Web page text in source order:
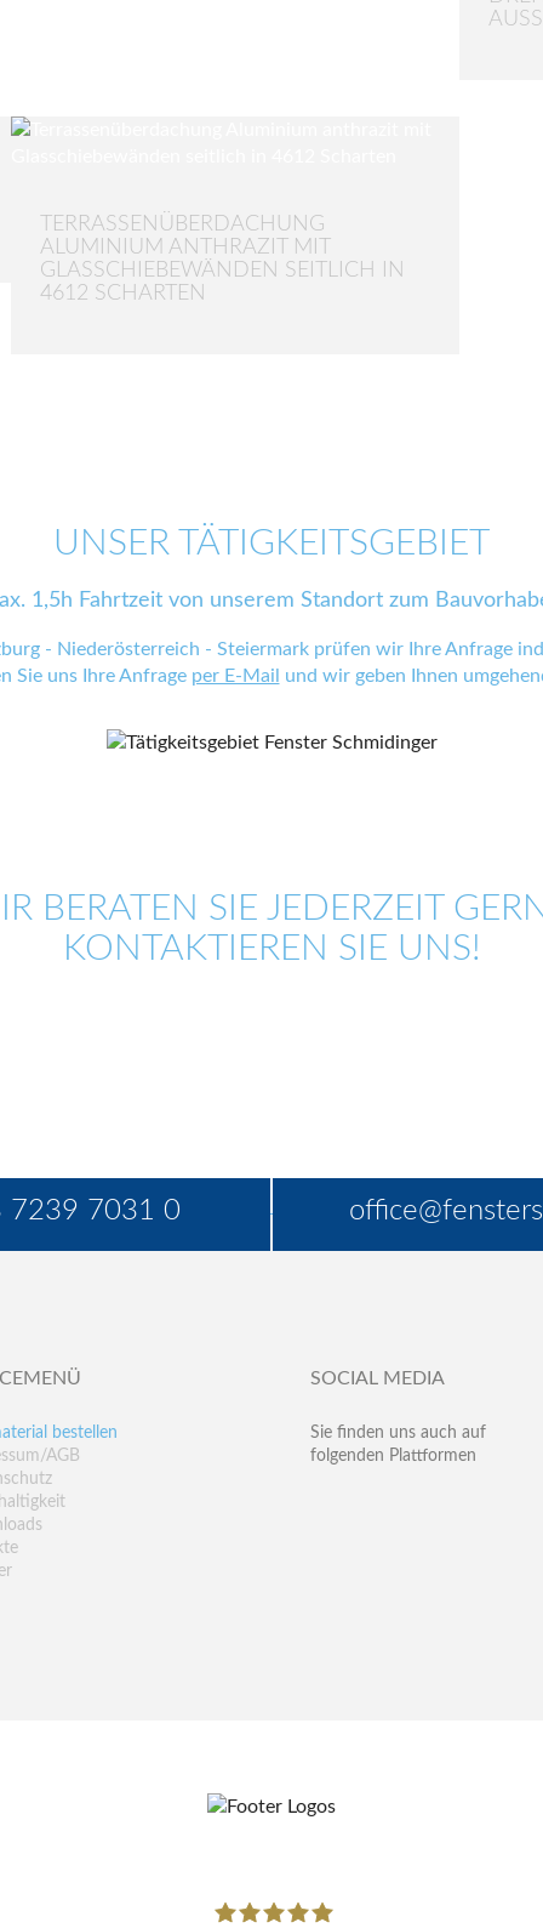
TERRASSENÜBERDACHUNG
ALUMINIUM ANTHRAZIT MIT
GLASSCHIEBEWÄNDEN SEITLICH IN
4612 SCHARTEN
UNSER TÄTIGKEITSGEBIET
1,5h Fahrtzeit von unserem Standort zum
- Niederösterreich - Steiermark prüfen wir Ihre Anfrage
Sie uns Ihre Anfrage per E-Mail und wir geben Ihnen
BERATEN SIE JEDERZEIT
KONTAKTIEREN SIE UNS!
7239 7031 0
bestellen
AGB
SOCIAL MEDIA
Sie finden uns auch auf
folgenden Plattformen